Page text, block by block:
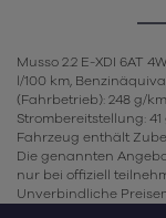
Musso 2.2 E-XDI 6AT
l/100 km,
(Fahrbetrieb): 248 g/
Strombereitstellung:
Fahrzeug enthält
Die genannten
nur bei offiziell
Unverbindliche